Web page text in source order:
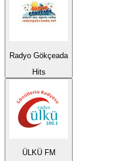
Radyo Gökçeada
Hits
ÜLKÜ FM